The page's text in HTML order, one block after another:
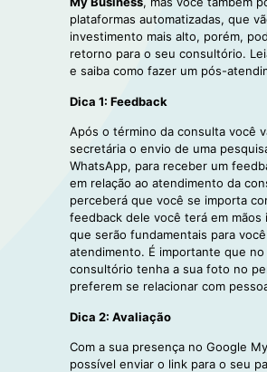
plataformas automatizadas, que
investimento mais alto, porém,
retorno para o seu consultório.
e saiba como fazer um pós-
Dica 1: Feedback
Após o término da consulta você
secretária o envio de uma
WhatsApp, para receber um
em relação ao atendimento da
perceberá que você se importa
feedback dele você terá em mãos
que serão fundamentais para
atendimento. É importante que
consultório tenha a sua foto no
preferem se relacionar com
Dica 2: Avaliação
Com a sua presença no Google
possível enviar o link para o seu